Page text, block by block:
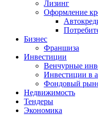
Лизинг
Оформление
Бизнес
Франшиза
Инвестиции
Венчурные
Инвестиции в
Фондовый
Недвижимость
Тендеры
Экономика